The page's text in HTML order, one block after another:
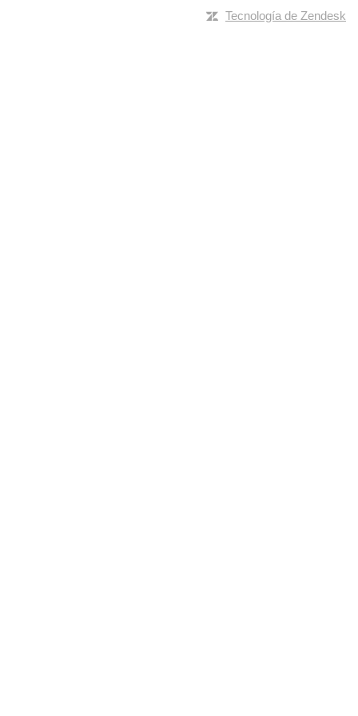
Tecnología de Zendesk